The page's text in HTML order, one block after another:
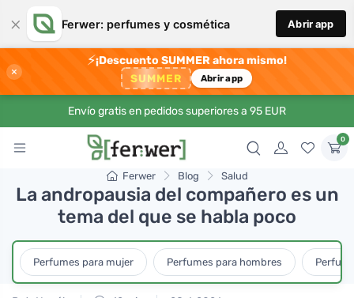
× Ferwer: perfumes y cosmética Abrir app
×
⚡¡Descuento SUMMER ahora mismo!
SUMMER Abrir app
Envío gratis en pedidos superiores a 95 EUR
0
Ferwer Blog Salud
La andropausia del compañero es un
tema del que se habla poco
Perfumes para mujer Perfumes para hombres